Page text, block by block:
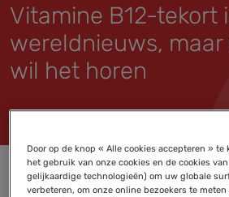
Vitamine B12-tekort
wereldnieuws, maar
wil het horen
Door op de knop « Alle cookies accepteren »
het gebruik van onze cookies en de cookies
gelijkaardige technologieën) om uw globale
verbeteren, om onze online bezoekers te